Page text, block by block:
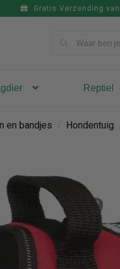
Gratis Verzending
Reptiel
en bandjes Hondentuig